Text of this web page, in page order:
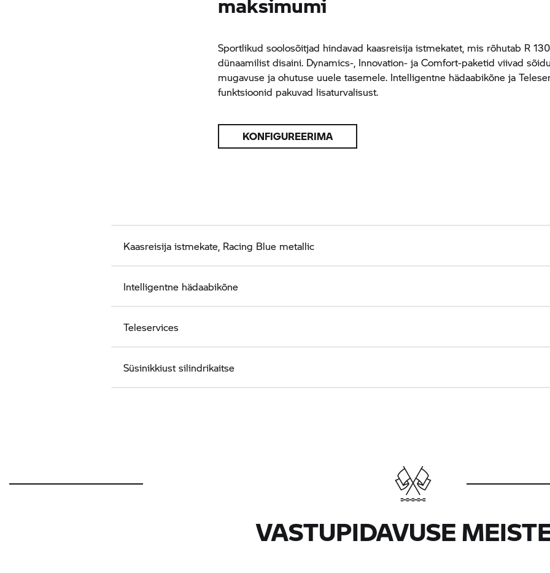
Sportlikud soolosõitjad hindavad kaasreisija istmekatet, mis rõhutab R
dünaamilist disaini. Dynamics-, Innovation- ja Comfort-paketid viivad
mugavuse ja ohutuse uuele tasemele. Intelligentne hädaabikõne ja
funktsioonid pakuvad lisaturvalisust.
KONFIGUREERIMA
Kaasreisija istmekate, Racing Blue metallic
Intelligentne hädaabikõne
Teleservices
Süsinikkiust silindrikaitse
VASTUPIDAVUSE